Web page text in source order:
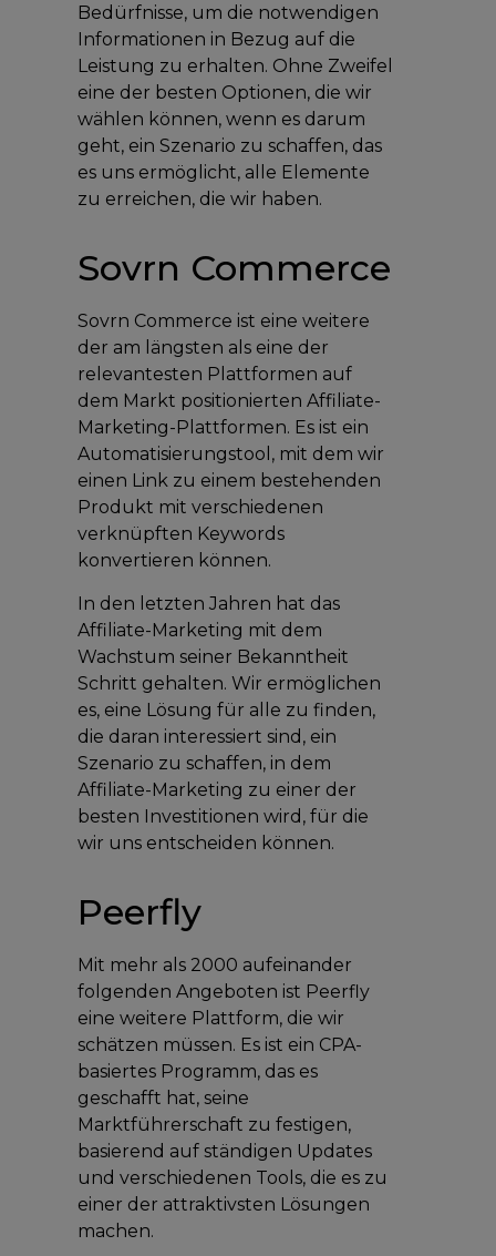
Bedürfnisse, um die notwendigen
Informationen in Bezug auf die
Leistung zu erhalten. Ohne Zweifel
eine der besten Optionen, die wir
wählen können, wenn es darum
geht, ein Szenario zu schaffen, das
es uns ermöglicht, alle Elemente
zu erreichen, die wir haben.
Sovrn Commerce
Sovrn Commerce ist eine weitere
der am längsten als eine der
relevantesten Plattformen auf
dem Markt positionierten Affiliate-
Marketing-Plattformen. Es ist ein
Automatisierungstool, mit dem wir
einen Link zu einem bestehenden
Produkt mit verschiedenen
verknüpften Keywords
konvertieren können.
In den letzten Jahren hat das
Affiliate-Marketing mit dem
Wachstum seiner Bekanntheit
Schritt gehalten. Wir ermöglichen
es, eine Lösung für alle zu finden,
die daran interessiert sind, ein
Szenario zu schaffen, in dem
Affiliate-Marketing zu einer der
besten Investitionen wird, für die
wir uns entscheiden können.
Peerfly
Mit mehr als 2000 aufeinander
folgenden Angeboten ist Peerfly
eine weitere Plattform, die wir
schätzen müssen. Es ist ein CPA-
basiertes Programm, das es
geschafft hat, seine
Marktführerschaft zu festigen,
basierend auf ständigen Updates
und verschiedenen Tools, die es zu
einer der attraktivsten Lösungen
machen.